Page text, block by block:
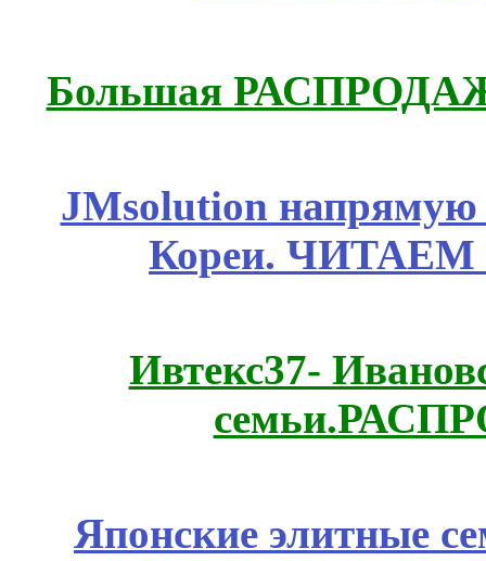
Большая
JMsolution
Кореи.
Ивтекс37-
Японские элитные